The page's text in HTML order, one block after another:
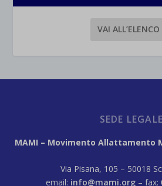
VAI ALL’ELENCO
SEDE LEGALE
MAMI – Movimento Allattamento
Via Pisana, 105 – 50018
email: info@mami.org – fax: